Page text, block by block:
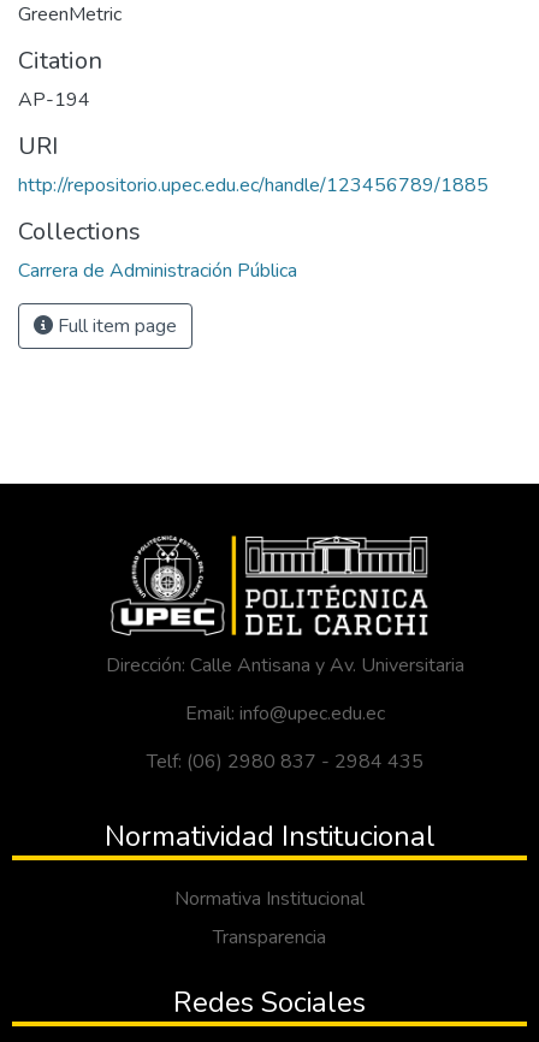
GreenMetric
Citation
AP-194
URI
http://repositorio.upec.edu.ec/handle/123456789/1885
Collections
Carrera de Administración Pública
Full item page
Dirección: Calle Antisana y Av. Universitaria
Email: info@upec.edu.ec
Telf: (06) 2980 837 - 2984 435
Normatividad Institucional
Normativa Institucional
Transparencia
Redes Sociales